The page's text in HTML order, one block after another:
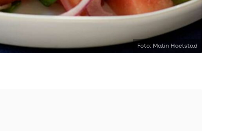
Foto: Malin Hoelstad